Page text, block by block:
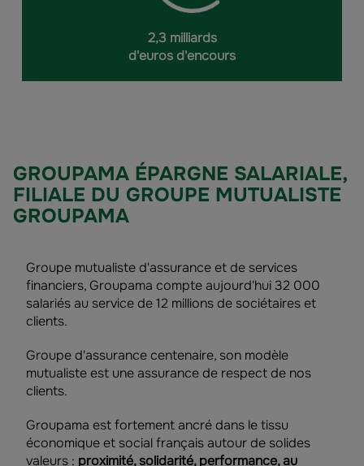
2,3 milliards
d'euros d'encours
GROUPAMA ÉPARGNE SALARIALE,
FILIALE DU GROUPE MUTUALISTE
GROUPAMA
Groupe mutualiste d'assurance et de services
financiers, Groupama compte aujourd'hui 32 000
salariés au service de 12 millions de sociétaires et
clients.
Groupe d'assurance centenaire, son modèle
mutualiste est une assurance de respect de nos
clients.
Groupama est fortement ancré dans le tissu
économique et social français autour de solides
valeurs : proximité, solidarité, performance, au